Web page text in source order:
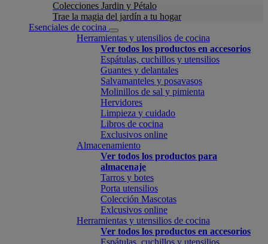
Colecciones Jardin y Pétalo
Trae la magia del jardín a tu hogar
Esenciales de cocina
Herramientas y utensilios de cocina
Ver todos los productos en accesorios
Espátulas, cuchillos y utensilios
Guantes y delantales
Salvamanteles y posavasos
Molinillos de sal y pimienta
Hervidores
Limpieza y cuidado
Libros de cocina
Exclusivos online
Almacenamiento
Ver todos los productos para
almacenaje
Tarros y botes
Porta utensilios
Colección Mascotas
Exlcusivos online
Herramientas y utensilios de cocina
Ver todos los productos en accesorios
Espátulas, cuchillos y utensilios